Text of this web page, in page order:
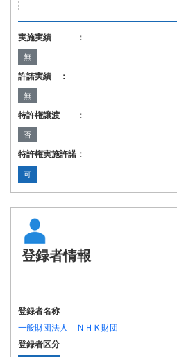
実施実績 ：
無
許諾実績 ：
無
特許権譲渡 ：
否
特許権実施許諾：
可
登録者情報
登録者名称
一般財団法人 ＮＨＫ財団
登録者区分